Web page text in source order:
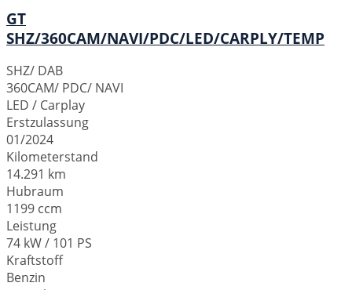
GT
SHZ/360CAM/NAVI/PDC/LED/CARPLY/TEMP
SHZ/ DAB
360CAM/ PDC/ NAVI
LED / Carplay
Erstzulassung
01/2024
Kilometerstand
14.291 km
Hubraum
1199 ccm
Leistung
74 kW / 101 PS
Kraftstoff
Benzin